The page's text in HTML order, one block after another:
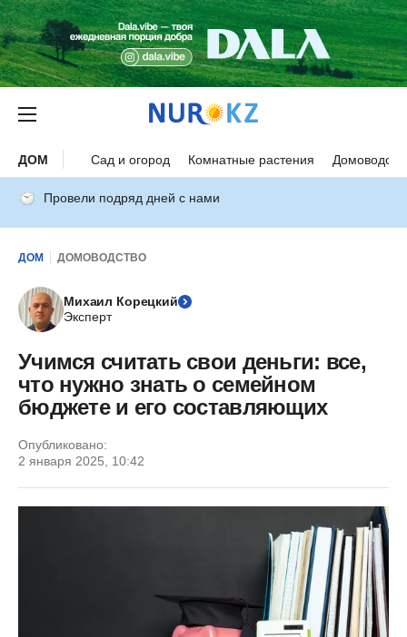
ДОМ Сад и огород Комнатные растения
Провели подряд дней с нами
ДОМ ДОМОВОДСТВО
Михаил Корецкий
Эксперт
Учимся считать свои деньги: все,
что нужно знать о семейном
бюджете и его составляющих
Опубликовано:
2 января 2025, 10:42